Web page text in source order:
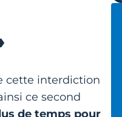
cette interdiction
ce second
de temps pour